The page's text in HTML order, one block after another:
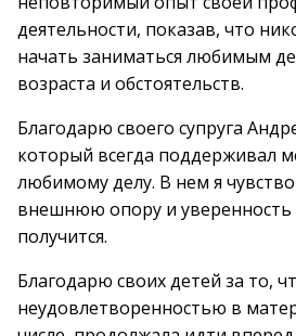
деятельности, показав, что
начать заниматься любимым
возраста и обстоятельств.
Благодарю своего супруга
который всегда поддерживал
любимому делу. В нем я
внешнюю опору и уверенность
получится.
Благодарю своих детей за то,
неудовлетворенностью в